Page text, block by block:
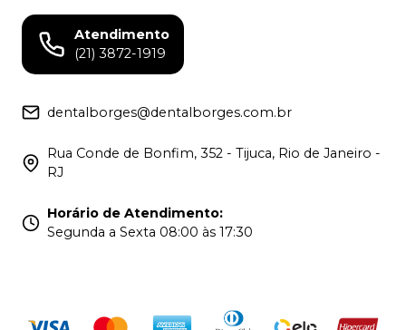
Atendimento
(21) 3872-1919
dentalborges@dentalborges.com.br
Rua Conde de Bonfim, 352 - Tijuca, Rio de Janeiro -
RJ
Horário de Atendimento:
Segunda a Sexta 08:00 às 17:30